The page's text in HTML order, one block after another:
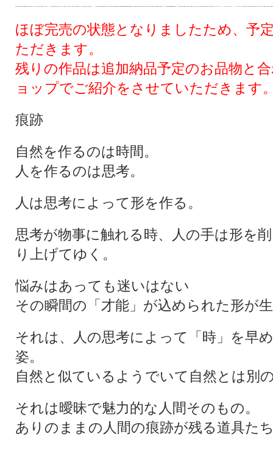
ほぼ完売の状態となりましたため、予
ただきます。
残りの作品は追加納品予定のお品物と
ョップでご紹介をさせていただきます
痕跡
自然を作るのは時間。
人を作るのは思考。
人は思考によって形を作る。
思考が物事に触れる時、人の手は形を
り上げてゆく。
悩みはあっても迷いはない
その瞬間の「才能」が込められた形が
それは、人の思考によって「時」を早
姿。
自然と似ているようでいて自然とは別
それは曖昧で魅力的な人間そのもの。
ありのままの人間の痕跡が残る道具た